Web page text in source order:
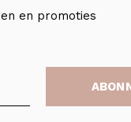
en promoties